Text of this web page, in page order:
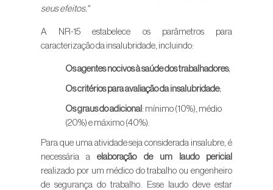
seus efeitos."
A NR-15 estabelece os parâmetros para
caracterização da insalubridade, incluindo:
Os agentes nocivos à saúde dos trabalhadores;
Os critérios para avaliação da insalubridade;
Os graus do adicional : mínimo (10%), médio
(20%) e máximo (40%).
Para que uma atividade seja considerada insalubre, é
necessária a elaboração de um laudo pericial
realizado por um médico do trabalho ou engenheiro
de segurança do trabalho. Esse laudo deve estar